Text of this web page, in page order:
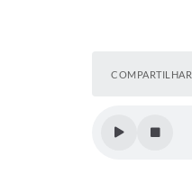
COMPARTILHAR